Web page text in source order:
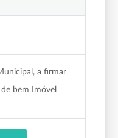
a firmar
bem Imóvel